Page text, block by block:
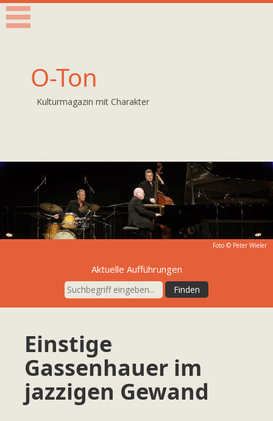
O-Ton
Kulturmagazin mit Charakter
Foto © Peter Wieler
Aktuelle Aufführungen
Einstige
Gassenhauer im
jazzigen Gewand